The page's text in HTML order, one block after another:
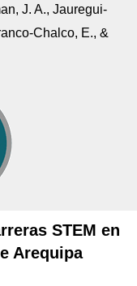
J. A., Jauregui-
Chalco, E., &
STEM en
Arequipa